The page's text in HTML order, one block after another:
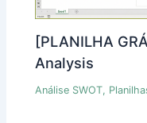
[PLANILHA
Analysis
Análise SWOT,